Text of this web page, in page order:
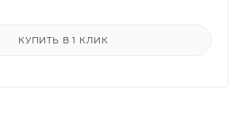
КУПИТЬ В 1 КЛИК